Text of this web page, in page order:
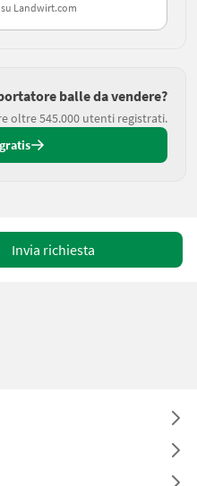
Landwirt.com
balle da vendere?
oltre 545.000 utenti registrati.
Invia richiesta